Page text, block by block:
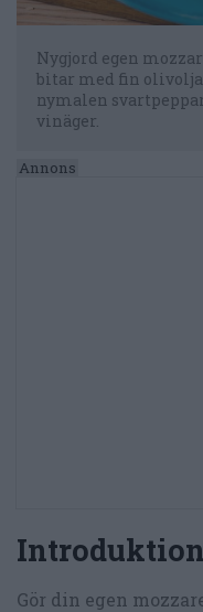
Nygjord egen
bitar med fin
nymalen
vinäger.
Gör din egen